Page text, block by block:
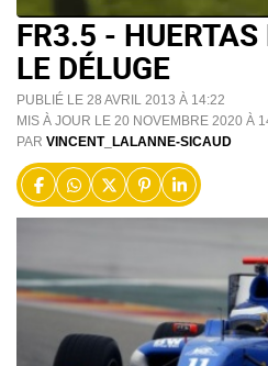
FR3.5 -
LE DÉLUGE
PUBLIÉ LE 28 AVRIL 2013 À 14:22
MIS À JOUR LE 20 NOVEMBRE 2020 À
PAR VINCENT_LALANNE-SICAUD